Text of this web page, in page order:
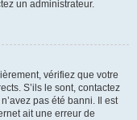
un administrateur.
vérifiez que votre
S’ils le sont, contactez
pas été banni. Il est
ait une erreur de